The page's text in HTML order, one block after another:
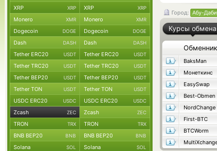
Город: Абу-Даби
Курсы обмена
Обменник
BaksMan
Монеткинс
EasySwap
Best-Obmen
NordChange
First-BTC
BTCWorm
XRP XRP XRP XRP
Monero XMR Monero XMR
Dogecoin DOGE Dogecoin DOGE
Dash DASH Dash DASH
Tether ERC20 USDT Tether ERC20 USDT
Tether TRC20 USDT Tether TRC20 USDT
Tether BEP20 USDT Tether BEP20 USDT
Tether TON USDT Tether TON USDT
USDC ERC20 USDC USDC ERC20 USDC
Zcash ZEC Zcash ZEC
TRON TRX TRON TRX
BNB BEP20 BNB BNB BEP20 BNB
Solana SOL Solana SOL